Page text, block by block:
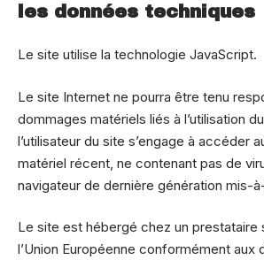
les données techniques
Le site utilise la technologie JavaScript.
Le site Internet ne pourra être tenu
dommages matériels liés à l’utilisation
l’utilisateur du site s’engage à accéder
matériel récent, ne contenant pas de
navigateur de dernière génération mis-
Le site est hébergé chez un prestataire
l’Union Européenne conformément aux